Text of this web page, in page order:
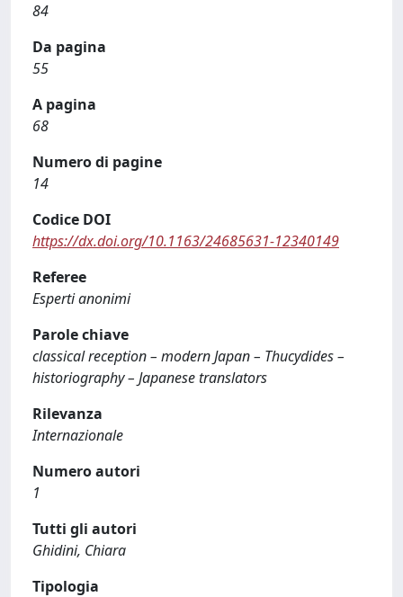
84
Da pagina
55
A pagina
68
Numero di pagine
14
Codice DOI
https://dx.doi.org/10.1163/24685631-12340149
Referee
Esperti anonimi
Parole chiave
classical reception – modern Japan – Thucydides –
historiography – Japanese translators
Rilevanza
Internazionale
Numero autori
1
Tutti gli autori
Ghidini, Chiara
Tipologia